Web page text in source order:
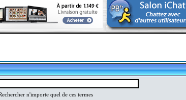
n'importe quel de ces termes